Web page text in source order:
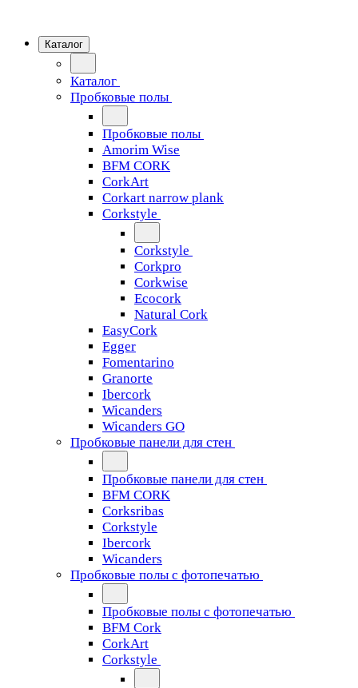
Каталог
Каталог
Пробковые полы
Пробковые полы
Amorim Wise
BFM CORK
CorkArt
Corkart narrow plank
Corkstyle
Corkstyle
Corkpro
Corkwise
Ecocork
Natural Cork
EasyCork
Egger
Fomentarino
Granorte
Ibercork
Wicanders
Wicanders GO
Пробковые панели для стен
Пробковые панели для стен
BFM CORK
Corksribas
Corkstyle
Ibercork
Wicanders
Пробковые полы с фотопечатью
Пробковые полы с фотопечатью
BFM Cork
CorkArt
Corkstyle